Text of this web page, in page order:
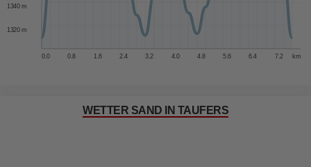
0.0 0.8 1.6 2.4 3.2 4.0 4.8 5.6 6.4 7.2 km
1320 m
1340 m
WETTER SAND IN TAUFERS